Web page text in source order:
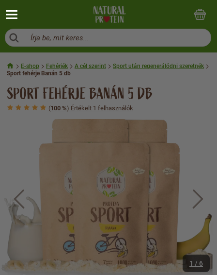
Írja be, mit keres...
E-shop Fehérjék A cél szerint
Sport után regenerálódni szeretnék
Sport fehérje Banán 5 db
SPORT FEHÉRJE BANÁN 5 DB
(100 %) Értékelt 1 felhasználók
1 / 6